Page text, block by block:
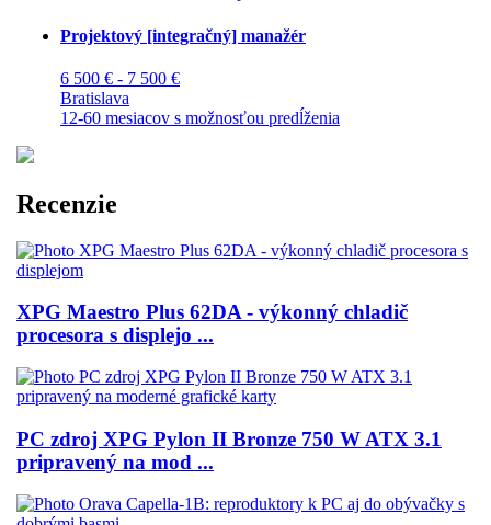
Projektový [integračný] manažér
6 500 € - 7 500 €
Bratislava
12-60 mesiacov s možnosťou predĺženia
Recenzie
XPG Maestro Plus 62DA - výkonný chladič
procesora s displejo ...
PC zdroj XPG Pylon II Bronze 750 W ATX 3.1
pripravený na mod ...